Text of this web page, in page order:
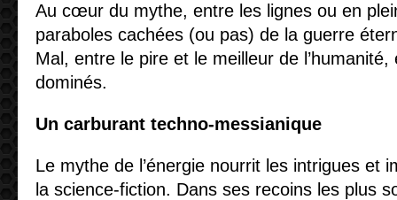
Au cœur du mythe, entre les lignes ou en
paraboles cachées (ou pas) de la guerre
Mal, entre le pire et le meilleur de
dominés.
Un carburant techno-messianique
Le mythe de l’énergie nourrit les intrigues et
la science-fiction. Dans ses recoins les plus